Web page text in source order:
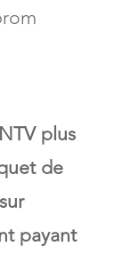
plus
de
payant